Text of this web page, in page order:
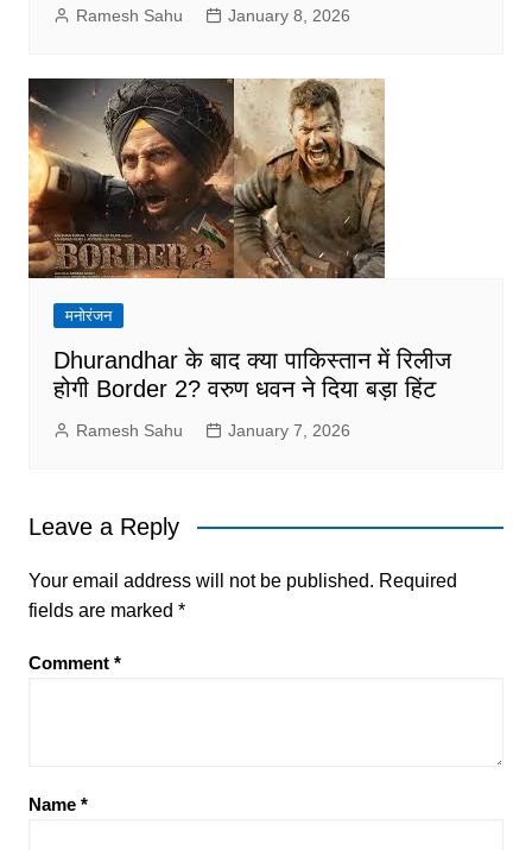
Ramesh Sahu January 8, 2026
मनोरंजन
Dhurandhar के बाद क्या पाकिस्तान में रिलीज
होगी Border 2? वरुण धवन ने दिया बड़ा हिंट
Ramesh Sahu January 7, 2026
Leave a Reply
Your email address will not be published. Required
fields are marked *
Comment *
Name *